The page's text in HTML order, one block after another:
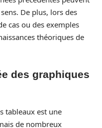
De plus, lors des
cas ou des exemples
théoriques de
des graphiques
tableaux est une
de nombreux